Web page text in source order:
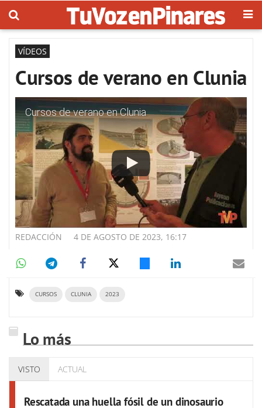
VÍDEOS
Cursos de verano en Clunia
Cursos de verano en Clunia
4 DE AGOSTO DE 2023, 16:17
REDACCIÓN
CURSOS CLUNIA 2023
Lo más
VISTO ACTUAL
Rescatada una huella fósil de un dinosaurio